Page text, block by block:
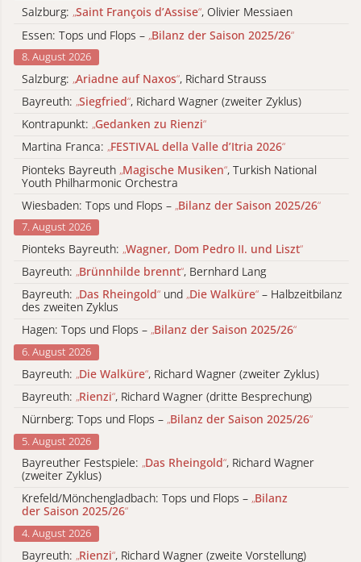
Salzburg: „Saint François d’Assise“, Olivier Messiaen
Essen: Tops und Flops – „Bilanz der Saison 2025/26“
8. August 2026
Salzburg: „Ariadne auf Naxos“, Richard Strauss
Bayreuth: „Siegfried“, Richard Wagner (zweiter Zyklus)
Kontrapunkt: „Gedanken zu Rienzi“
Martina Franca: „FESTIVAL della Valle d’Itria 2026“
Pionteks Bayreuth „Magische Musiken“, Turkish National
Youth Philharmonic Orchestra
Wiesbaden: Tops und Flops – „Bilanz der Saison 2025/26“
7. August 2026
Pionteks Bayreuth: „Wagner, Dom Pedro II. und Liszt“
Bayreuth: „Brünnhilde brennt“, Bernhard Lang
Bayreuth: „Das Rheingold“ und „Die Walküre“ – Halbzeitbilanz
des zweiten Zyklus
Hagen: Tops und Flops – „Bilanz der Saison 2025/26“
6. August 2026
Bayreuth: „Die Walküre“, Richard Wagner (zweiter Zyklus)
Bayreuth: „Rienzi“, Richard Wagner (dritte Besprechung)
Nürnberg: Tops und Flops – „Bilanz der Saison 2025/26“
5. August 2026
Bayreuther Festspiele: „Das Rheingold“, Richard Wagner
(zweiter Zyklus)
Krefeld/Mönchengladbach: Tops und Flops – „Bilanz
der Saison 2025/26“
4. August 2026
Bayreuth: „Rienzi“, Richard Wagner (zweite Vorstellung)